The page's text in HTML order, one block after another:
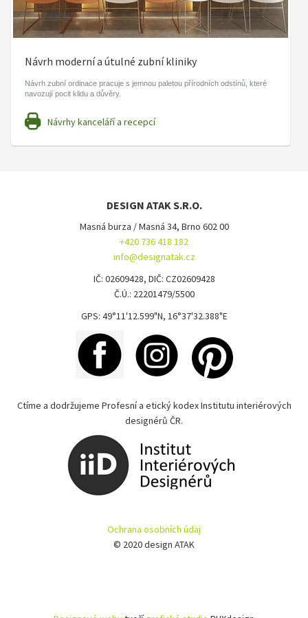
Návrh moderní a útulné zubní kliniky
Návrh zubní ordinace pracuje s jemnou paletou přírodních odstínů, které
navozují pocit klidu a důvěry.
Návrhy kanceláří a recepcí
DESIGN ATAK S.R.O.
Masná burza / Masná 34, Brno 602 00
+420 736 418 182
info@designatak.cz
IČ: 02609428, DIČ: CZ02609428
Č.Ú.: 22201479/5500
GPS: 49°11'12.599"N, 16°37'32.388"E
Ctíme a dodržujeme Profesní a etický kodex Institutu interiérových
designérů ČR.
Ochrana osobních údaj
© 2020 design ATAK